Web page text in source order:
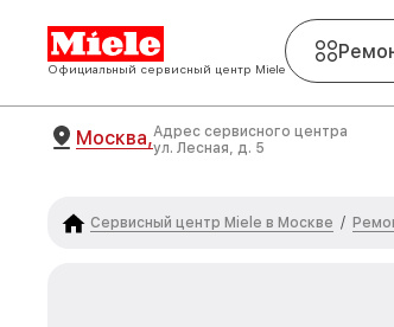
Официальный сервисный центр Miele
Москва,Адрес сервисного центра
ул. Лесная, д. 5
Сервисный центр Miele в Москве /